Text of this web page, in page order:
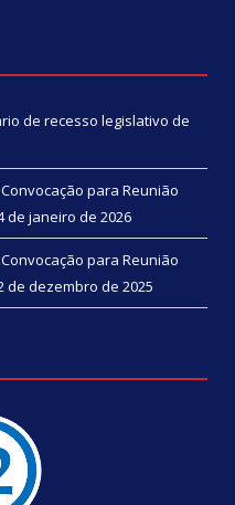
de recesso legislativo de
para Reunião
de janeiro de 2026
para Reunião
de dezembro de 2025